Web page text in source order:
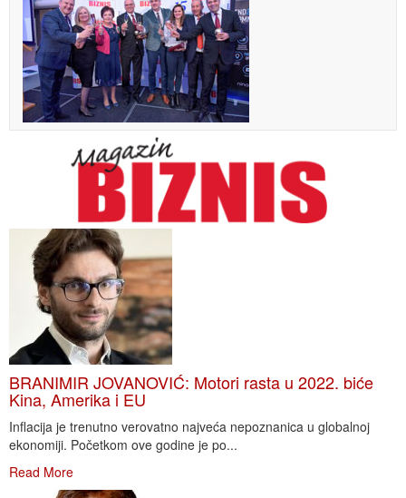
BRANIMIR JOVANOVIĆ: Motori rasta u 2022. biće
Kina, Amerika i EU
Inflacija je trenutno verovatno najveća nepoznanica u globalnoj
ekonomiji. Početkom ove godine je po...
Read More